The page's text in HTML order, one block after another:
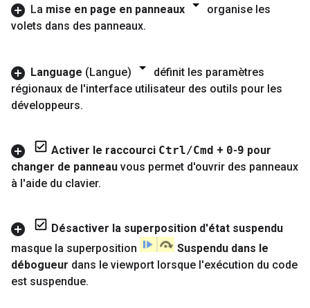
La mise en page en panneaux
organise les
volets dans des panneaux.
Language (Langue)
définit les paramètres
régionaux de l'interface utilisateur des outils pour les
développeurs.
Activer le raccourci Ctrl/Cmd + 0-9 pour
changer de panneau vous permet d'ouvrir des panneaux
à l'aide du clavier.
Désactiver la superposition d'état suspendu
masque la superposition
Suspendu dans le
débogueur dans le viewport lorsque l'exécution du code
est suspendue.